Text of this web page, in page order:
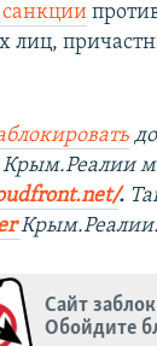
лиц,
. ​
Сайт
Обойдите